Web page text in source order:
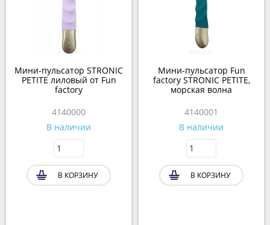
Мини-пульсатор STRONIC
PETITE лиловый от Fun
factory
4140000
В наличии
В КОРЗИНУ
Мини-пульсатор Fun
factory STRONIC PETITE,
морская волна
4140001
В наличии
В КОРЗИНУ